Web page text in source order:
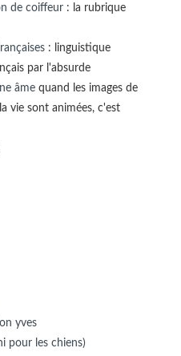
de coiffeur: la rubrique
: linguistique
par l'absurde
âmequand les images de
vie sont animées, c'est
yves
pour les chiens)